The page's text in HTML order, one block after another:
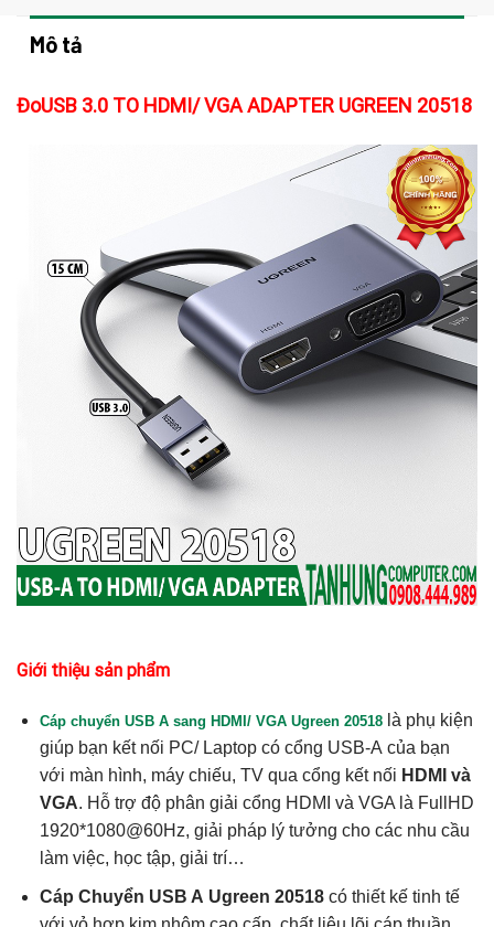
Mô tả
ĐoUSB 3.0 TO HDMI/ VGA ADAPTER UGREEN 20518
Giới thiệu sản phẩm
Cáp chuyển USB A sang HDMI/ VGA Ugreen 20518là phụ kiện
giúp bạn kết nối PC/ Laptop có cổng USB-A của bạn
với màn hình, máy chiếu, TV qua cổng kết nối HDMI và
VGA. Hỗ trợ độ phân giải cổng HDMI và VGA là FullHD
1920*1080@60Hz, giải pháp lý tưởng cho các nhu cầu
làm việc, học tập, giải trí…
Cáp Chuyển USB A Ugreen 20518có thiết kế tinh tế